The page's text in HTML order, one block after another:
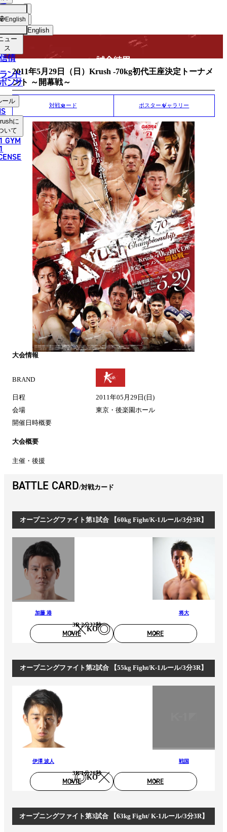
English
中文（繁體）
ไทย
العربية
ョッ
プ
ュー
ス
情
ンド
ンサ
ール
に
いて
GYM
English MATCH RESULT
試合結果
2011年5月29日（日）Krush -70kg初代王座決定トーナメ
ント ～開幕戦～
対戦カード ポスターギャラリー
大会情報
BRAND
日程
2011年05月29日(日)
会場
東京・後楽園ホール
開催日時概要
大会概要
主催・後援
BATTLE CARD 対戦カード
オープニングファイト第1試合 【60kg Fight/K-1ルール/3分3R】
加藤 港
KO
3R 2分32秒
将大
MOVIE MORE
オープニングファイト第2試合 【55kg Fight/K-1ルール/3分3R】
伊澤 波人
KO
3R 1分26秒
戦国
MOVIE MORE
オープニングファイト第3試合 【63kg Fight/ K-1ルール/3分3R】